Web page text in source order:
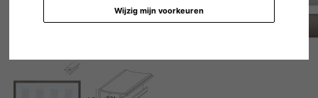
Wijzig mijn voorkeuren